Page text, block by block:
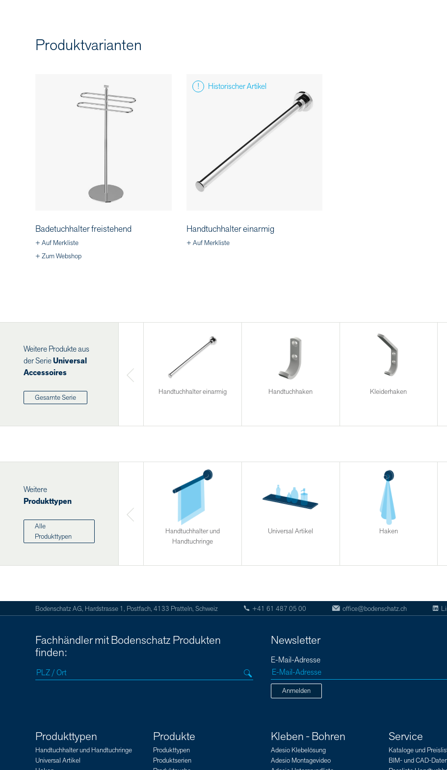
Produktvarianten
Badetuchhalter freistehend
+ Auf Merkliste
+ Zum Webshop
Historischer Artikel
Handtuchhalter einarmig
+ Auf Merkliste
Weitere Produkte aus
der SerieUniversal
Accessoires
Gesamte Serie
Handtuchhalter einarmig Handtuchhaken Kleiderhaken
Weitere
Produkttypen
Alle
Produkttypen
Handtuchhalter und
Handtuchringe
Universal Artikel Haken
Bodenschatz AG, Hardstrasse 1, Postfach, 4133 Pratteln, Schweiz +41 61 487 05 00 office@bodenschatz.ch
Fachhändler mit Bodenschatz Produkten
finden:
Newsletter
E-Mail-Adresse
Anmelden
Produkttypen
Handtuchhalter und Handtuchringe
Universal Artikel
Produkte
Produkttypen
Produktserien
Kleben - Bohren
Adesio Klebelösung
Adesio Montagevideo
Service
Kataloge und
BIM- und CAD-